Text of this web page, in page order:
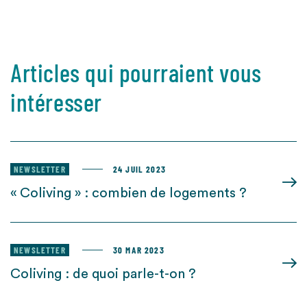
Articles qui pourraient vous
intéresser
NEWSLETTER 24 JUIL 2023
« Coliving » : combien de logements ?
NEWSLETTER 30 MAR 2023
Coliving : de quoi parle-t-on ?